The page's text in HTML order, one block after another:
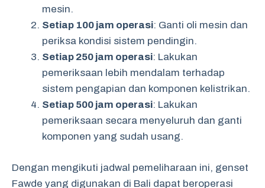
mesin.
Setiap 100 jam operasi: Ganti oli mesin dan
periksa kondisi sistem pendingin.
Setiap 250 jam operasi: Lakukan
pemeriksaan lebih mendalam terhadap
sistem pengapian dan komponen kelistrikan.
Setiap 500 jam operasi: Lakukan
pemeriksaan secara menyeluruh dan ganti
komponen yang sudah usang.
Dengan mengikuti jadwal pemeliharaan ini, genset
Fawde yang digunakan di Bali dapat beroperasi